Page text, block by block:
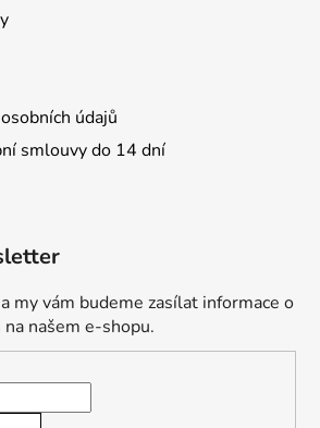
údajů
smlouvy do 14 dní
my vám budeme zasílat informace o
našem e-shopu.